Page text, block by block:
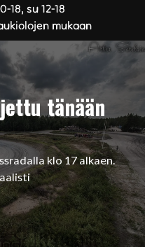
18, su 12-18
mukaan
tänään
klo 17 alkaen.